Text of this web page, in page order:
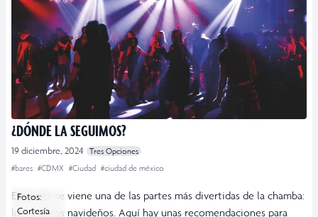
¿DÓNDE LA SEGUIMOS?
19 diciembre, 2024
Tres Opciones
#bares #CDMX #Ciudad #ciudad de méxico
Este mes se viene una de las partes más divertidas de la chamba:
los eventos navideños. Aquí hay unas recomendaciones para
Fotos:
Cortesía